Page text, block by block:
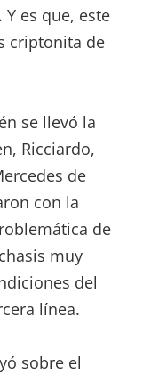
es que, este
criptonita de
se llevó la
Ricciardo,
de
con la
de
muy
del
línea.
sobre el